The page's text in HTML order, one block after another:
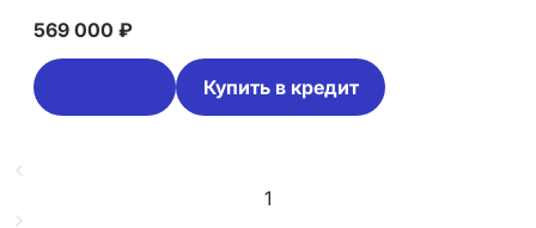
569 000 ₽
Купить в кредит
1